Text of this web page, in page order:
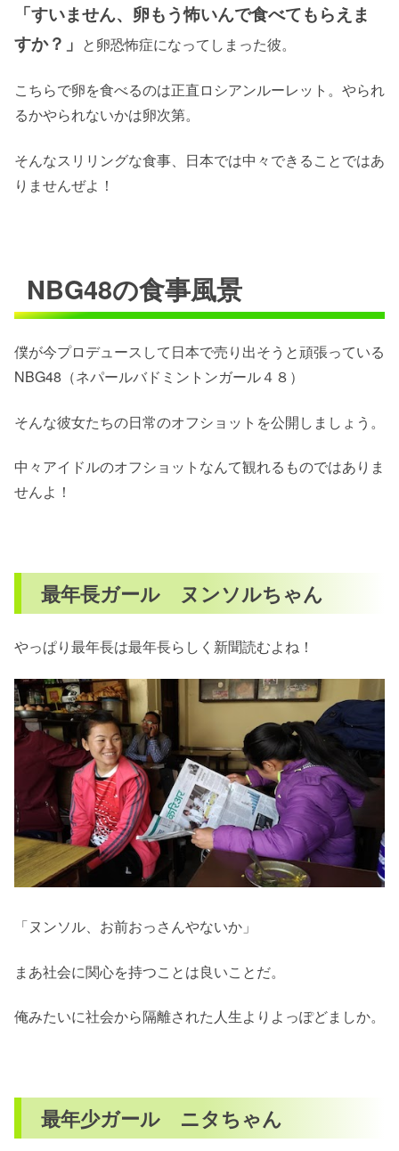
「すいません、卵もう怖いんで食べてもらえま
すか？」 と卵恐怖症になってしまった彼。
こちらで卵を食べるのは正直ロシアンルーレット。やられ
るかやられないかは卵次第。
そんなスリリングな食事、日本では中々できることではあ
りませんぜよ！
NBG48の食事風景
僕が今プロデュースして日本で売り出そうと頑張っている
NBG48（ネパールバドミントンガール４８）
そんな彼女たちの日常のオフショットを公開しましょう。
中々アイドルのオフショットなんて観れるものではありま
せんよ！
最年長ガール ヌンソルちゃん
やっぱり最年長は最年長らしく新聞読むよね！
「ヌンソル、お前おっさんやないか」
まあ社会に関心を持つことは良いことだ。
俺みたいに社会から隔離された人生よりよっぽどましか。
最年少ガール ニタちゃん